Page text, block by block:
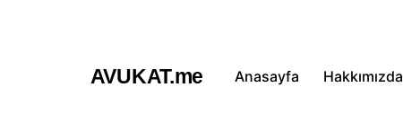
AVUKAT.me Anasayfa Hakkımızda